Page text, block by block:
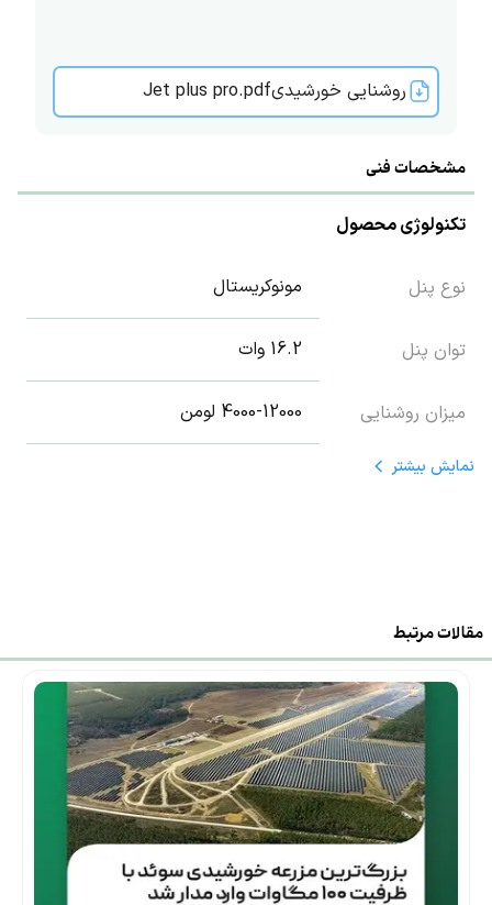
روشنایی خورشیدیJet plus pro.pdf
مشخصات فنی
تکنولوژی محصول
نوع پنل مونوکریستال
توان پنل 16.2 وات
میزان روشنایی 4000-12000 لومن
نمایش بیشتر
مقالات مرتبط